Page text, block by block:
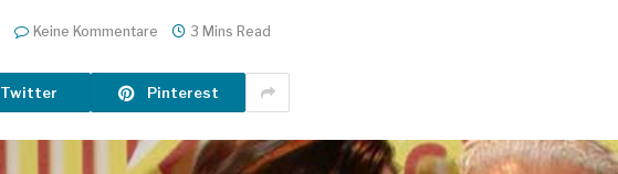
Keine Kommentare 3 Mins Read
Twitter Pinterest